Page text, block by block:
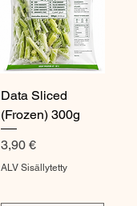
Data Sliced
(Frozen) 300g
Hinta
3,90 €
ALV Sisällytetty